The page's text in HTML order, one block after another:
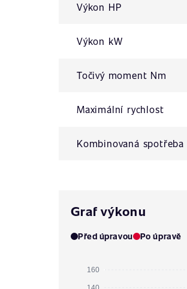
Výkon HP
Výkon kW
Točivý moment Nm
Maximální rychlost
Kombinovaná spotřeba
Graf výkonu
Před úpravou Po úpravě
160